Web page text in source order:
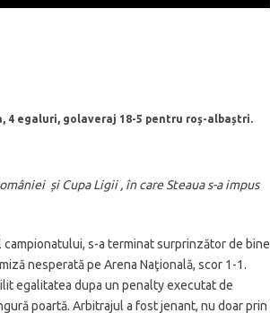
4 egaluri, golaveraj 18-5 pentru roș-albaștri.
și Cupa Ligii , în care Steaua s-a impus
campionatului, s-a terminat surprinzător de bine
nesperată pe Arena Naţională, scor 1-1.
egalitatea dupa un penalty executat de
poartă. Arbitrajul a fost jenant, nu doar prin